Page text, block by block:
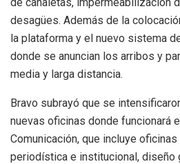
desagües. Además de la
la plataforma y el nuevo sistema
donde se anuncian los arribos y
media y larga distancia.
Bravo subrayó que se
nuevas oficinas donde funcionará
Comunicación, que incluye
periodística e institucional, diseño